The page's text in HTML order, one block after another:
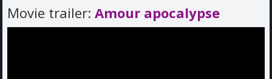
Movie trailer: Amour apocalypse